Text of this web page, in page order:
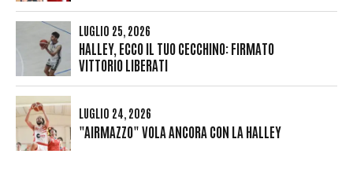
LUGLIO 25, 2026
HALLEY, ECCO IL TUO CECCHINO: FIRMATO
VITTORIO LIBERATI
LUGLIO 24, 2026
"AIRMAZZO" VOLA ANCORA CON LA HALLEY